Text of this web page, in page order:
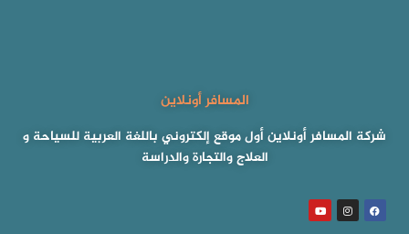
المسافر أونلاين
شركة المسافر أونلاين أول موقع إلكتروني باللغة العربية للسياحة و
العلاج والتجارة والدراسة